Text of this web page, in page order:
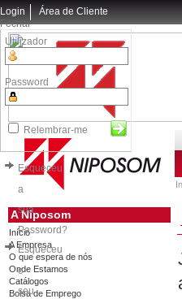
Login
Fechar
Utilizador
Password
Relembrar-me
Esqueceu
a
sua
Password?
Esqueceu
o
seu
Área de Cliente
A Niposom
Início
A Empresa
O que espera de nós
Onde Estamos
Catálogos
Bolsa de Emprego